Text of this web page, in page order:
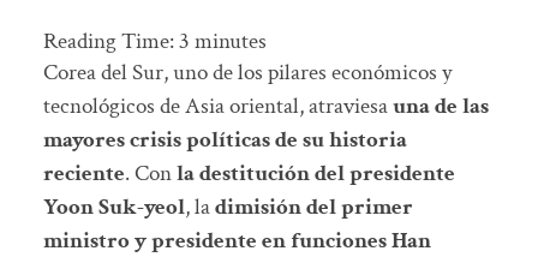
Reading Time:3 minutes
Corea del Sur, uno de los pilares económicos y
tecnológicos de Asia oriental, atraviesauna de las
mayores crisis políticas de su historia
reciente. Conla destitución del presidente
Yoon Suk-yeol, ladimisión del primer
ministro y presidente en funciones Han